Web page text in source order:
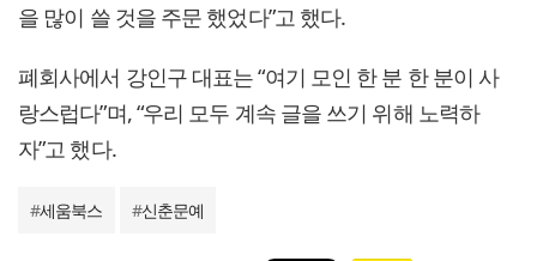
을 많이 쓸 것을 주문 했었다”고 했다.
폐회사에서 강인구 대표는 “여기 모인 한 분 한 분이 사
랑스럽다”며, “우리 모두 계속 글을 쓰기 위해 노력하
자”고 했다.
#세움북스 #신춘문예